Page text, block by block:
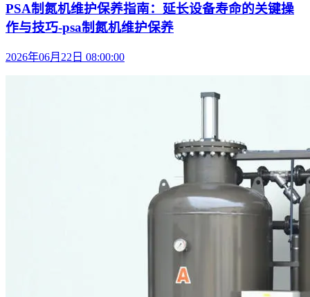
PSA制氮机维护保养指南：延长设备寿命的关键操
作与技巧-psa制氮机维护保养
2026年06月22日 08:00:00